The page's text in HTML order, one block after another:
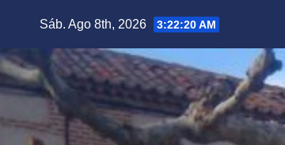
contenido
Sáb. Ago 8th, 2026 3:22:20 AM